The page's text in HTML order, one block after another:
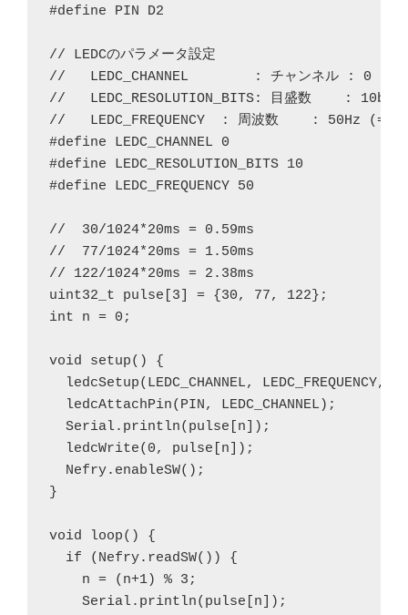
#define PIN D2
// LEDCのパラメータ設定
//   LEDC_CHANNEL        : チャンネル : 0
//   LEDC_RESOLUTION_BITS: 目盛数    : 10bit
//   LEDC_FREQUENCY  : 周波数    : 50Hz (=
#define LEDC_CHANNEL 0
#define LEDC_RESOLUTION_BITS 10
#define LEDC_FREQUENCY 50
//  30/1024*20ms = 0.59ms
//  77/1024*20ms = 1.50ms
// 122/1024*20ms = 2.38ms
uint32_t pulse[3] = {30, 77, 122};
int n = 0;
void setup() {
ledcSetup(LEDC_CHANNEL, LEDC_FREQUENCY,
  ledcAttachPin(PIN, LEDC_CHANNEL);
  Serial.println(pulse[n]);
  ledcWrite(0, pulse[n]);
  Nefry.enableSW();
}
void loop() {
  if (Nefry.readSW()) {
    n = (n+1) % 3;
    Serial.println(pulse[n]);